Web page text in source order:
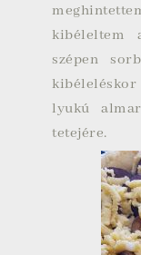
kibéleltem
szépen
lyukú
tetejére.